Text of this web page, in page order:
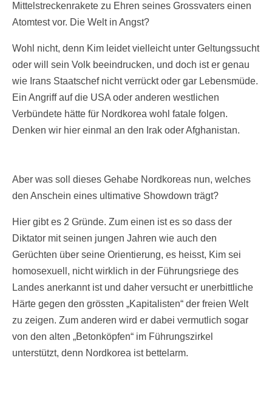
Mittelstreckenrakete zu Ehren seines Grossvaters einen
Atomtest vor. Die Welt in Angst?
Wohl nicht, denn Kim leidet vielleicht unter Geltungssucht
oder will sein Volk beeindrucken, und doch ist er genau
wie Irans Staatschef nicht verrückt oder gar Lebensmüde.
Ein Angriff auf die USA oder anderen westlichen
Verbündete hätte für Nordkorea wohl fatale folgen.
Denken wir hier einmal an den Irak oder Afghanistan.
Aber was soll dieses Gehabe Nordkoreas nun, welches
den Anschein eines ultimative Showdown trägt?
Hier gibt es 2 Gründe. Zum einen ist es so dass der
Diktator mit seinen jungen Jahren wie auch den
Gerüchten über seine Orientierung, es heisst, Kim sei
homosexuell, nicht wirklich in der Führungsriege des
Landes anerkannt ist und daher versucht er unerbittliche
Härte gegen den grössten „Kapitalisten“ der freien Welt
zu zeigen. Zum anderen wird er dabei vermutlich sogar
von den alten „Betonköpfen“ im Führungszirkel
unterstützt, denn Nordkorea ist bettelarm.